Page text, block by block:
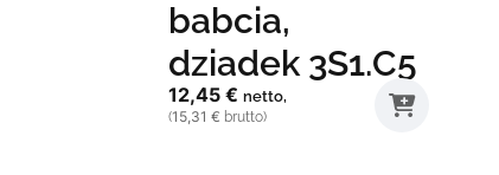
babcia,
dziadek 3S1.C5
12,45 € netto,
(15,31 € brutto)